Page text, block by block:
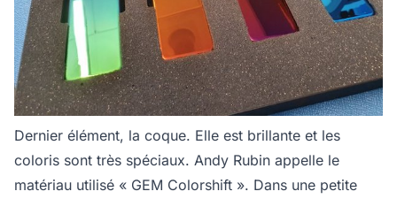
Dernier élément, la coque. Elle est brillante et les
coloris sont très spéciaux. Andy Rubin appelle le
matériau utilisé « GEM Colorshift ». Dans une petite